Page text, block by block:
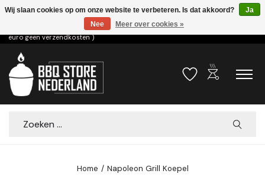
Voor 15.00u besteld dezelfde dag verzonden! ( 6,95 verzendkosten, vanaf 75
euro geen verzendkosten )
Verlanglijst
outdoor_grill
Zoeken
Home / Napoleon Grill Koepel
Wij slaan cookies op om onze website te verbeteren. Is dat akkoord?
Ja
Nee
Meer over cookies »